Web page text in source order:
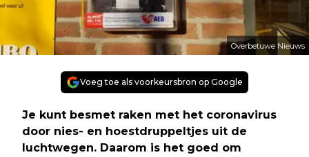
Overbetuwe Nieuws
Voeg toe als voorkeursbron op Google
Je kunt besmet raken met het coronavirus
door nies- en hoestdruppeltjes uit de
luchtwegen. Daarom is het goed om